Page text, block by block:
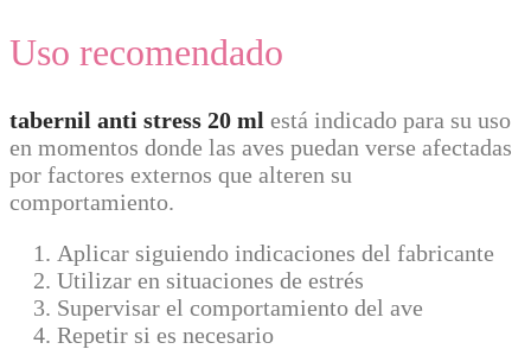
Uso recomendado
tabernil anti stress 20 ml está indicado para su uso
en momentos donde las aves puedan verse afectadas
por factores externos que alteren su
comportamiento.
Aplicar siguiendo indicaciones del fabricante
Utilizar en situaciones de estrés
Supervisar el comportamiento del ave
Repetir si es necesario